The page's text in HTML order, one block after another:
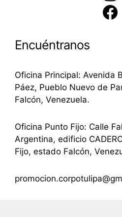
Facebook
Encuéntranos
Oficina Principal: Avenida
Páez, Pueblo Nuevo de
Falcón, Venezuela.
Oficina Punto Fijo: Calle
Argentina, edificio
Fijo, estado Falcón,